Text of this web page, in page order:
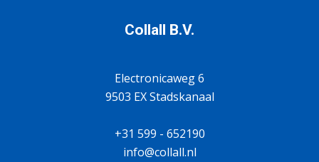
Collall B.V.
Electronicaweg 6
9503 EX Stadskanaal
+31 599 - 652190
info@collall.nl